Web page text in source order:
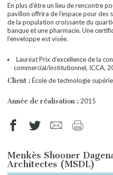
En plus d’être un lieu de rencontre
pavillon offrira de l’espace pour des
de la population croissante du
banque et une pharmacie. Une
l’enveloppe est visée.
Lauréat Prix d’excellence de la
commercial/institutionnel, ICCA,
Client : École de technologie
Année de réalisation : 2015
Menkès Shooner
Architectes (MSDL)